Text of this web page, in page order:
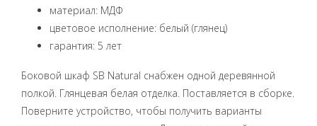
материал: МДФ
цветовое исполнение: белый (глянец)
гарантия: 5 лет
Боковой шкаф SB Natural снабжен одной деревянной
полкой. Глянцевая белая отделка. Поставляется в сборке.
Поверните устройство, чтобы получить варианты